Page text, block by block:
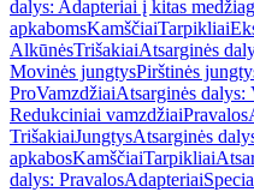
dalys: Adapteriai į kitas
apkabomsKamščiaiTarpikliai
AlkūnėsTrišakiaiAtsarginės
Movinės jungtysPirštinės
ProVamzdžiaiAtsarginės dalys:
Redukciniai vamzdžiaiPravalos
TrišakiaiJungtysAtsarginės
apkabosKamščiaiTarpikliai
dalys: PravalosAdapteriai